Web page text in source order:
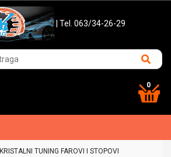
| Tel. 063/34-26-29
0
KRISTALNI TUNING FAROVI I STOPOVI